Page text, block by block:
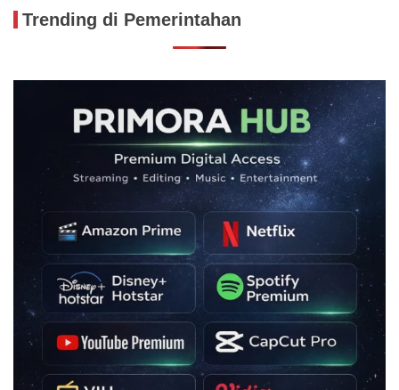
Trending di Pemerintahan